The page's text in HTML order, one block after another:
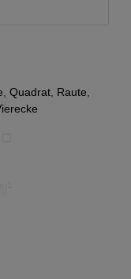
Quadrat Raute